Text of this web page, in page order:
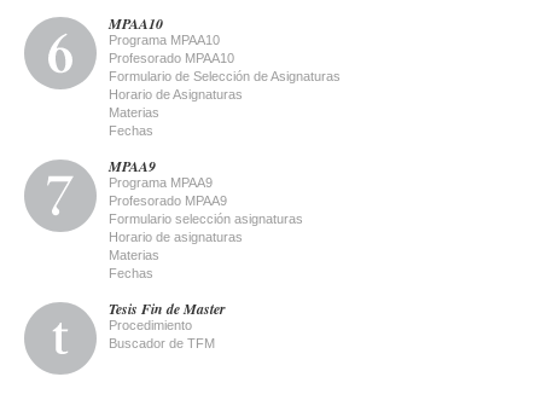
MPAA10
Programa MPAA10
Profesorado MPAA10
Formulario de Selección de Asignaturas
Horario de Asignaturas
Materias
Fechas
MPAA9
Programa MPAA9
Profesorado MPAA9
Formulario selección asignaturas
Horario de asignaturas
Materias
Fechas
Tesis Fin de Master
Procedimiento
Buscador de TFM